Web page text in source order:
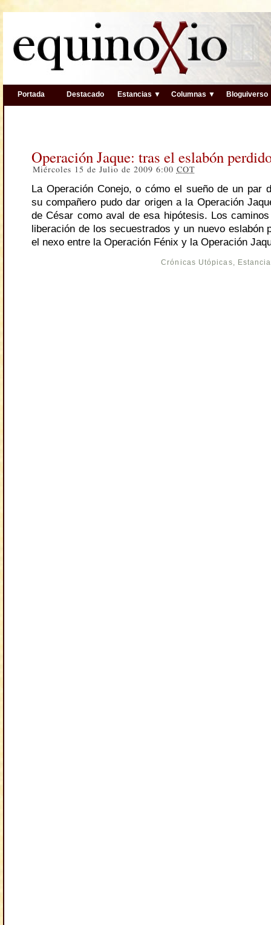
Portada Destacado Estancias ▼ Columnas ▼ Bloguiverso
Operación Jaque: tras el eslabón
Miércoles 15 de Julio de 2009 6:00 COT
La Operación Conejo, o cómo el sueño de un par
su compañero pudo dar origen a la Operación
de César como aval de esa hipótesis. Los
liberación de los secuestrados y un nuevo eslabón
el nexo entre la Operación Fénix y la Operación
Crónicas Utópicas,